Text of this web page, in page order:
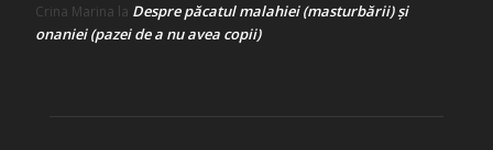
Crina Marina la Despre păcatul malahiei (masturbării) şi
onaniei (pazei de a nu avea copii)